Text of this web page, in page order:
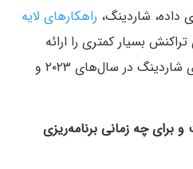
داده، شاردینگ، راهکارهای لایه
بسیار کمتری را ارائه
دهند. پیش‌بینی می‌شود ارتقای شاردینگ در سال‌های ۲۰۲۳ و
برای چه زمانی برنامه‌ریزی